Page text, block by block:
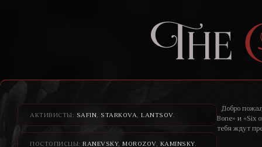
АКТИВИСТЫ: SAFIN STARKOVA LANTSOV.
ПОСТОПИСЦЫ: RANEVSKY, MOROZOV, KAMINSKY.
Добро
Bone» и «Six
тебя ждут